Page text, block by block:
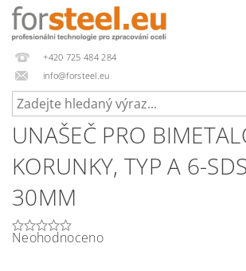
+420 725 484 284
info@forsteel.eu
UNAŠEČ PRO
KORUNKY, TYP A 6-
30MM
Neohodnoceno